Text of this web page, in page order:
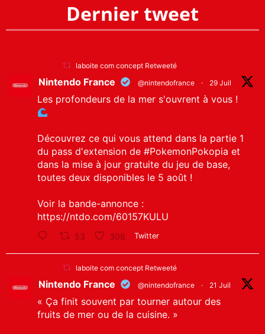
Dernier tweet
laboite com concept Retweeté
Nintendo France @nintendofrance · 29 Juil
Les profondeurs de la mer s'ouvrent à vous !
Découvrez ce qui vous attend dans la partie 1
du pass d'extension de #PokemonPokopia et
dans la mise à jour gratuite du jeu de base,
toutes deux disponibles le 5 août !
Voir la bande-annonce :
https://ntdo.com/60157KULU
53 308 Twitter
laboite com concept Retweeté
Nintendo France @nintendofrance · 21 Juil
« Ça finit souvent par tourner autour des
fruits de mer ou de la cuisine. »